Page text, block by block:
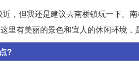
，但我还是建议去南桥镇玩一下。
里有美丽的景色和宜人的休闲环境，
?